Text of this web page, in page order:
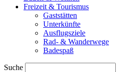
Freizeit & Tourismus
Gaststätten
Unterkünfte
Ausflugsziele
Rad- & Wanderwege
Badespaß
Suche